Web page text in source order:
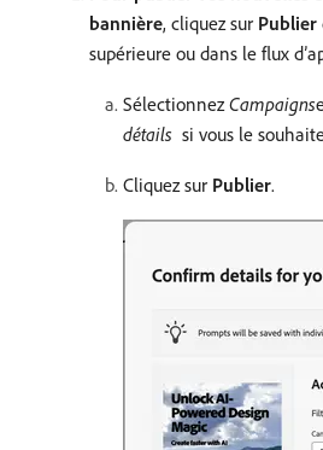
bannière, cliquez sur Publier
supérieure ou dans le flux
Sélectionnez Campaigns
détails ​ ​si vous le
Cliquez sur Publier.